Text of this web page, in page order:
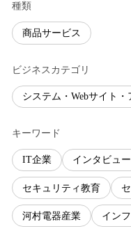
種類
商品サービス
ビジネスカテゴリ
システム・Webサイト・
キーワード
IT企業 インタビュー
セキュリティ教育
河村電器産業 イン